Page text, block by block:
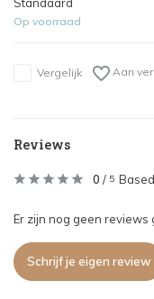
Op voorraad
Vergelijk Aan
Reviews
0 / 5
Er zijn nog geen reviews
Schrijf je eigen review